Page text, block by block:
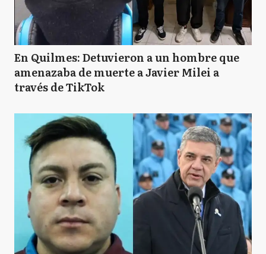
En Quilmes: Detuvieron a un hombre que
amenazaba de muerte a Javier Milei a
través de TikTok